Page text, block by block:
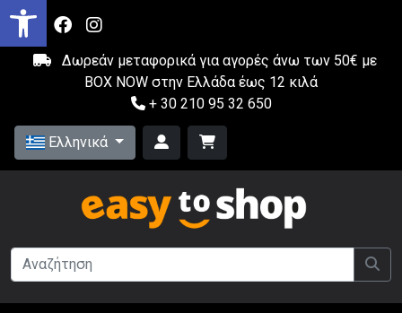
Δωρεάν μεταφορικά για αγορές άνω των 50€ με
BOX NOW στην Ελλάδα έως 12 κιλά
+ 30 210 95 32 650
Ελληνικά